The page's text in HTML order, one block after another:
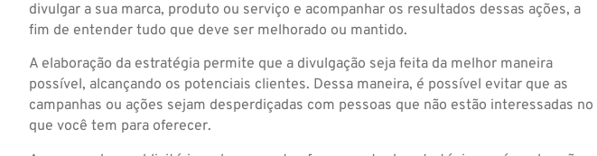
divulgar a sua marca, produto ou serviço e acompanhar os resultados dessas ações, a
fim de entender tudo que deve ser melhorado ou mantido.
A elaboração da estratégia permite que a divulgação seja feita da melhor maneira
possível, alcançando os potenciais clientes. Dessa maneira, é possível evitar que as
campanhas ou ações sejam desperdiçadas com pessoas que não estão interessadas no
que você tem para oferecer.